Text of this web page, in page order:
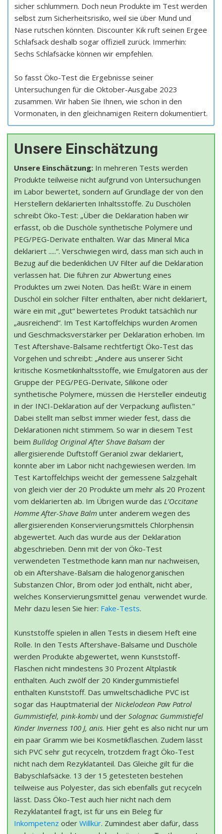
sicher schlummern. Doch neun Produkte im Test werden
selbst zum Sicherheitsrisiko, weil sie über Mund und
Nase rutschen könnten. Discounter Kik ruft seinen Ergee
Schlafsack deshalb sogar offiziell zurück. Immerhin:
Sechs Schlafsäcke können wir empfehlen.
So fasst Öko-Test die Ergebnisse seiner
Untersuchungen für die Oktober-Ausgabe 2023
zusammen. Wir haben Sie Ihnen, wie schon in den
Vormonaten, in den gleichnamigen Reitern dokumentiert.
Unsere Einschätzung
Unsere Einschätzung: In mehreren Tests werden
Produkte teilweise nicht aufgrund von Untersuchungen
im Labor bewertet, sondern auf Grundlage der von den
Herstellern deklarierten Inhaltsstoffe. Zu Duschölen
schreibt Öko-Test: „Über die Deklaration haben wir
erfasst, ob die Duschöle synthetische Polymere und
PEG/PEG-Derivate enthalten. War das Mineral Mica
deklariert .....“. Verschwiegen wird, dass man sich auch in
Bezug auf die bedenklichen UV Filter auf die Deklaration
verlassen hat. Die führen zur Abwertung eines
Produktes um zwei Noten. Das heißt: Wäre in einem
Duschöl ein solcher Filter enthalten, aber nicht deklariert,
wäre ein mit „gut“ bewertetes Produkt tatsächlich nur
„ausreichend“. Im Test Kartoffelchips wurden Aromen
und Geschmacksverstärker per Deklaration erhoben. Im
Test Aftershave-Balsame rechtfertigt Öko-Test das
Vorgehen und schreibt: „Andere aus unserer Sicht
kritische Kosmetikinhaltsstoffe, wie Emulgatoren aus der
Gruppe der PEG/PEG-Derivate, Silikone oder
synthetische Polymere, müssen die Hersteller eindeutig
in der INCI-Deklaration auf der Verpackung auflisten.“
Dabei stellt man selbst immer wieder fest, dass die
Deklarationen nicht stimmem. So war in diesem Test
beim Bulldog Original After Shave Balsam der
allergisierende Duftstoff Geraniol zwar deklariert,
konnte aber im Labor nicht nachgewiesen werden. Im
Test Kartoffelchips weicht der gemessene Salzgehalt
von gleich vier der 20 Produkte um mehr als 20 Prozent
vom deklarierten ab. Im Übrigen wurde das L’Occitane
Homme After-Shave Balm unter anderem wegen des
allergisierenden Konservierungsmittels Chlorphensin
abgewertet. Auch das wurde aus der Deklaration
abgeschrieben. Denn mit der von Öko-Test
verwendeten Testmethode kann man nur nachweisen,
ob ein Aftershave-Balsam die halogenorganischen
Substanzen Chlor, Brom oder Jod enthält, nicht aber,
welches Konservierungsmittel genau verwendet wurde.
Mehr dazu lesen Sie hier: Fake-Tests.
Kunststoffe spielen in allen Tests in diesem Heft eine
Rolle. In den Tests Aftershave-Balsame und Duschöle
werden Produkte abgewertet, wenn Kunststoff-
Flaschen nicht mindestens 30 Prozent Altplastik
enthalten. Auch zwölf der 20 Kindergummistiefel
enthalten Kunststoff. Das umweltschädliche PVC ist
sogar das Hauptmaterial der Nickelodeon Paw Patrol
Gummistiefel, pink-kombi und der Solognac Gummistiefel
Kinder Inverness 100 J, anis. Hier geht es also nicht nur um
ein paar Gramm wie bei Kosmetikflaschen. Zudem lässt
sich PVC sehr gut recyceln, trotzdem fragt Öko-Test
nicht nach dem Rezyklatanteil. Das Gleiche gilt für die
Babyschlafsäcke. 13 der 15 getesteten bestehen
teilweise aus Polyester, das sich ebenfalls gut recyceln
lässt. Dass Öko-Test auch hier nicht nach dem
Rezyklatanteil fragt, ist für uns ein Beleg für
Inkompetenz oder Willkür. Zumindest aber dafür, dass